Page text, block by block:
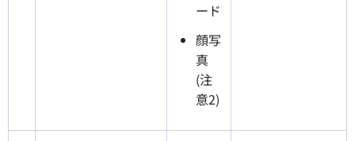
ード
顔写
真
(注
意2)